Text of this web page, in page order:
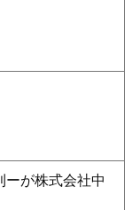
ーが株式会社中